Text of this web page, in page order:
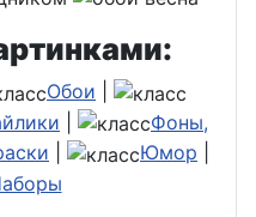
Обои
Фоны,
Юмор